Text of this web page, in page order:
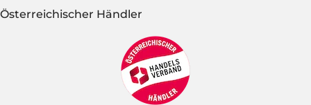
Österreichischer Händler